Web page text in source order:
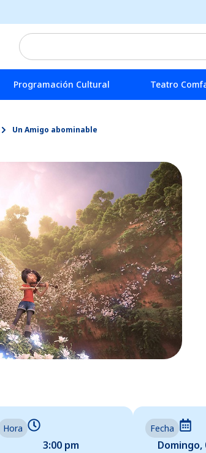
Programación Cultural Teatro
Un Amigo abominable
Hora
3:00 pm
Fecha
Domingo,